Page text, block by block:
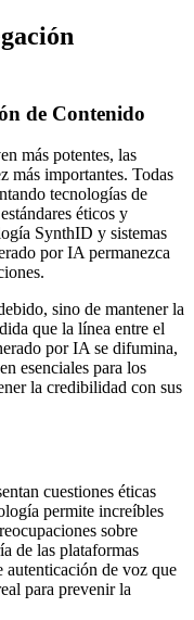
de Contenido
más potentes, las
más importantes. Todas
tecnologías de
éticos y
SynthID y sistemas
por IA permanezca
sino de mantener la
que la línea entre el
por IA se difumina,
esenciales para los
la credibilidad con sus
cuestiones éticas
permite increíbles
sobre
de las plataformas
autenticación de voz que
para prevenir la